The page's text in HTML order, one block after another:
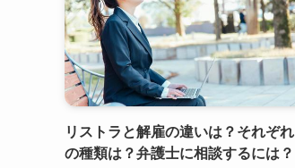
リストラと解雇の違いは？それぞれ
の種類は？弁護士に相談するには？